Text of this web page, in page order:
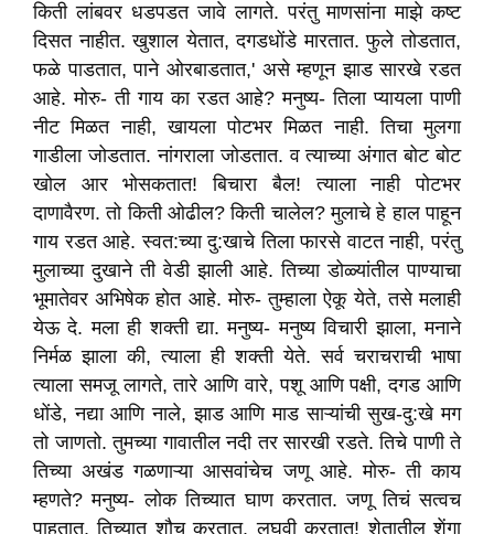
किती लांबवर धडपडत जावे लागते. परंतु माणसांना माझे कष्ट
दिसत नाहीत. खुशाल येतात, दगडधोंडे मारतात. फुले तोडतात,
फळे पाडतात, पाने ओरबाडतात,' असे म्हणून झाड सारखे रडत
आहे. मोरु- ती गाय का रडत आहे? मनुष्य- तिला प्यायला पाणी
नीट मिळत नाही, खायला पोटभर मिळत नाही. तिचा मुलगा
गाडीला जोडतात. नांगराला जोडतात. व त्याच्या अंगात बोट बोट
खोल आर भोसकतात! बिचारा बैल! त्याला नाही पोटभर
दाणावैरण. तो किती ओढील? किती चालेल? मुलाचे हे हाल पाहून
गाय रडत आहे. स्वत:च्या दु:खाचे तिला फारसे वाटत नाही, परंतु
मुलाच्या दुखाने ती वेडी झाली आहे. तिच्या डोळ्यांतील पाण्याचा
भूमातेवर अभिषेक होत आहे. मोरु- तुम्हाला ऐकू येते, तसे मलाही
येऊ दे. मला ही शक्ती द्या. मनुष्य- मनुष्य विचारी झाला, मनाने
निर्मळ झाला की, त्याला ही शक्ती येते. सर्व चराचराची भाषा
त्याला समजू लागते, तारे आणि वारे, पशू आणि पक्षी, दगड आणि
धोंडे, नद्या आणि नाले, झाड आणि माड साऱ्यांची सुख-दु:खे मग
तो जाणतो. तुमच्या गावातील नदी तर सारखी रडते. तिचे पाणी ते
तिच्या अखंड गळणाऱ्या आसवांचेच जणू आहे. मोरु- ती काय
म्हणते? मनुष्य- लोक तिच्यात घाण करतात. जणू तिचं सत्वच
पाहतात. तिच्यात शौच करतात. लघवी करतात! शेतातील शेंगा